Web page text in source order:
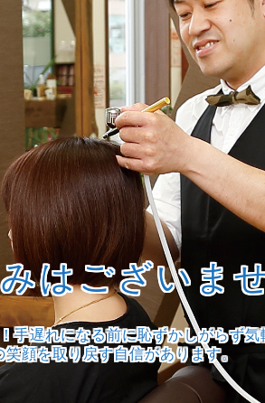
はございま
手遅れになる前に恥ずかしがらず
笑顔を取り戻す自信があります。